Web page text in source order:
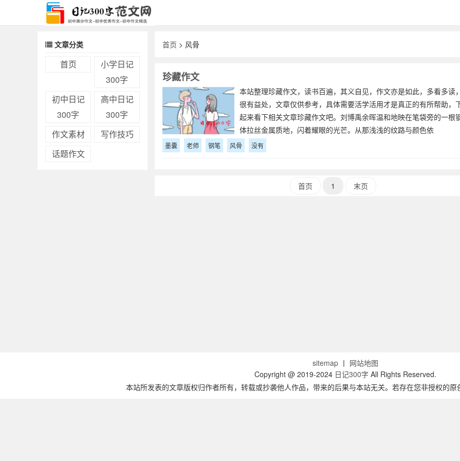
文章分类
首页
小学日记
300字
初中日记
300字
高中日记
300字
作文素材
写作技巧
话题作文
首页 > 风骨
珍藏作文
本站整理珍藏作文，读书百遍，其义自见，作文亦是如此，多看多读
很有益处，文章仅供参考，具体需要活学活用才是真正的有所帮助，
起来看下相关文章珍藏作文吧。刘博禹余晖温和地映在笔袋旁的一根
体拉丝金属质地，闪着耀眼的光芒。从那浅浅的纹路与颜色依
墨囊 老师 钢笔 风骨 没有
首页 1 末页
sitemap 丨 网站地图
Copyright @ 2019-2024 日记300字 All Rights Reserved.
本站所发表的文章版权归作者所有，转载或抄袭他人作品，带来的后果与本站无关。若存在您非授权的